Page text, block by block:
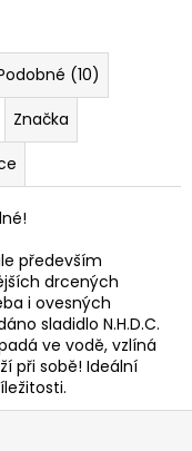
(10)
Značka
především
drcených
i ovesných
sladidlo N.H.D.C.
ve vodě, vzlíná
při sobě! Ideální